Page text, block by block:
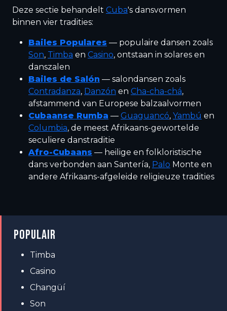
Deze sectie behandelt Cuba's dansvormen
binnen vier tradities:
Bailes Populares — populaire dansen zoals
Son, Timba en Casino, ontstaan in solares en
danszalen
Bailes de Salón — salondansen zoals
Contradanza, Danzón en Cha-cha-chá,
afstammend van Europese balzaalvormen
Cubaanse Rumba — Guaguancó, Yambú en
Columbia, de meest Afrikaans-gewortelde
seculiere danstraditie
Afro-Cubaans — heilige en folkloristische
dans verbonden aan Santería, Palo Monte en
andere Afrikaans-afgeleide religieuze tradities
POPULAIR
Timba
Casino
Changüí
Son